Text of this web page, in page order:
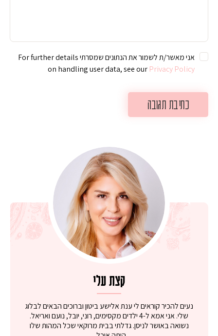
אני מאשר/ת לשמור את הנתונים שמסרתי For further details
on handling user data, see our Privacy Policy
קצת עלי
נעים להכיר קוראים לי ענת אלישע ביטון וברוכים הבאים לבלוג
שלי. אני אמא ל-4 ילדים מקסימים, רוני, יובל, נועם ואריאל.
נשואה באושר לניסן. גדלתי בבית מרוקאי שכל המהות שלו